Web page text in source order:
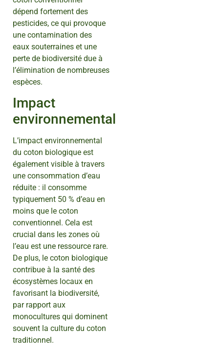
dépend fortement des
pesticides, ce qui provoque
une contamination des
eaux souterraines et une
perte de biodiversité due à
l’élimination de nombreuses
espèces.
Impact
environnemental
L’impact environnemental
du coton biologique est
également visible à travers
une consommation d’eau
réduite : il consomme
typiquement 50 % d’eau en
moins que le coton
conventionnel. Cela est
crucial dans les zones où
l’eau est une ressource rare.
De plus, le coton biologique
contribue à la santé des
écosystèmes locaux en
favorisant la biodiversité,
par rapport aux
monocultures qui dominent
souvent la culture du coton
traditionnel.